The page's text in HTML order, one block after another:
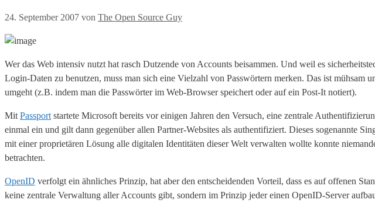
24. September 2007 von The Open Source Guy
Wer das Web intensiv nutzt hat rasch Dutzende von Accounts beisammen. Und weil es
Login-Daten zu benutzen, muss man sich eine Vielzahl von Passwörtern merken. Das ist mühsam
umgeht (z.B. indem man die Passwörter im Web-Browser speichert oder auf ein Post-It notiert).
Mit Passport startete Microsoft bereits vor einigen Jahren den Versuch, eine zentrale
einmal ein und gilt dann gegenüber allen Partner-Websites als authentifiziert. Dieses sogenannte
mit einer proprietären Lösung alle digitalen Identitäten dieser Welt verwalten wollte konnte
betrachten.
OpenID verfolgt ein ähnliches Prinzip, hat aber den entscheidenden Vorteil, dass es auf offenen
keine zentrale Verwaltung aller Accounts gibt, sondern im Prinzip jeder einen OpenID-Server